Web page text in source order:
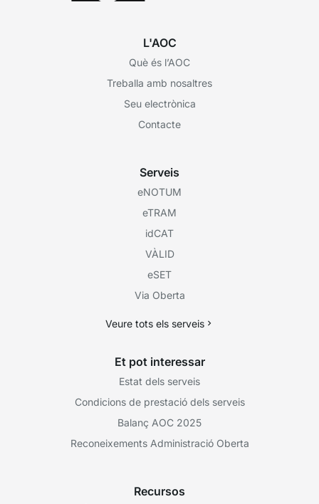
L'AOC
Què és l’AOC
Treballa amb nosaltres
Seu electrònica
Contacte
Serveis
eNOTUM
eTRAM
idCAT
VÀLID
eSET
Via Oberta
Veure tots els serveis
Et pot interessar
Estat dels serveis
Condicions de prestació dels serveis
Balanç AOC 2025
Reconeixements Administració Oberta
Recursos